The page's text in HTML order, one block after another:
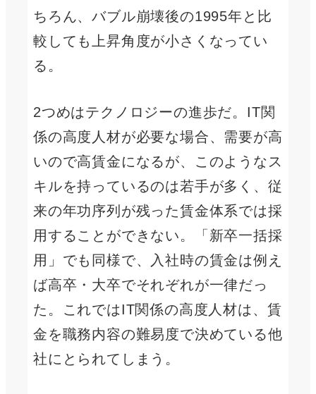
ちろん、バブル崩壊後の1995年と比
較しても上昇角度が小さくなってい
る。
2つめはテクノロジーの進歩だ。IT関
係の高度人材が必要な場合、需要が高
いので高賃金になるが、このようなス
キルを持っているのは若手が多く、従
来の年功序列が残った賃金体系では採
用することができない。「新卒一括採
用」でも同様で、入社時の賃金は例え
ば高卒・大卒でそれぞれが一律だっ
た。これではIT関係の高度人材は、賃
金を職務内容の難易度で決めている他
社にとられてしまう。